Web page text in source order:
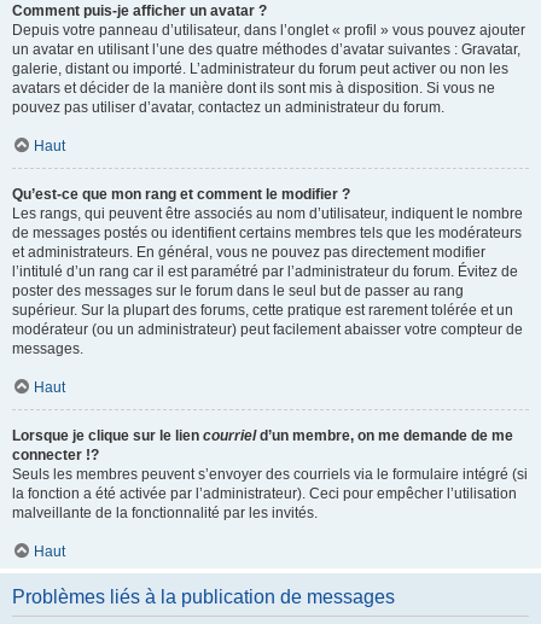
Comment puis-je afficher un avatar ?
Depuis votre panneau d’utilisateur, dans l’onglet « profil » vous pouvez ajouter
un avatar en utilisant l’une des quatre méthodes d’avatar suivantes : Gravatar,
galerie, distant ou importé. L’administrateur du forum peut activer ou non les
avatars et décider de la manière dont ils sont mis à disposition. Si vous ne
pouvez pas utiliser d’avatar, contactez un administrateur du forum.
Haut
Qu’est-ce que mon rang et comment le modifier ?
Les rangs, qui peuvent être associés au nom d’utilisateur, indiquent le nombre
de messages postés ou identifient certains membres tels que les modérateurs
et administrateurs. En général, vous ne pouvez pas directement modifier
l’intitulé d’un rang car il est paramétré par l’administrateur du forum. Évitez de
poster des messages sur le forum dans le seul but de passer au rang
supérieur. Sur la plupart des forums, cette pratique est rarement tolérée et un
modérateur (ou un administrateur) peut facilement abaisser votre compteur de
messages.
Haut
Lorsque je clique sur le lien courrield’un membre, on me demande de me
connecter !?
Seuls les membres peuvent s’envoyer des courriels via le formulaire intégré (si
la fonction a été activée par l’administrateur). Ceci pour empêcher l’utilisation
malveillante de la fonctionnalité par les invités.
Haut
Problèmes liés à la publication de messages